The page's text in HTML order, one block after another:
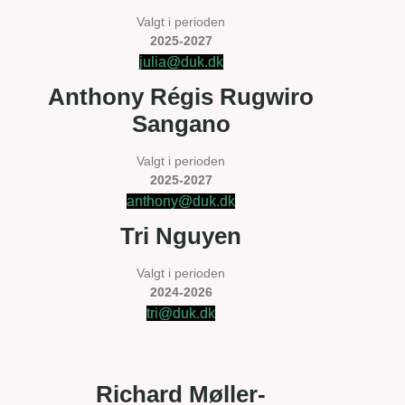
Valgt i perioden
2025-2027
julia@duk.dk​
Anthony Régis Rugwiro
Sangano
Valgt i perioden
2025-2027
anthony@duk.dk
Tri Nguyen
Valgt i perioden
2024-2026
tri@duk.dk​
Richard Møller-